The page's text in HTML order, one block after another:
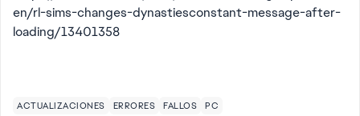
en/rl-sims-changes-dynastiesconstant-message-after-
loading/13401358
ACTUALIZACIONES ERRORES FALLOS PC